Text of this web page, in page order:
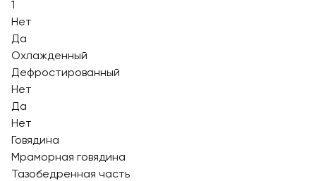
1
Нет
Да
Охлажденный
Дефростированный
Нет
Да
Нет
Говядина
Мраморная говядина
Тазобедренная часть